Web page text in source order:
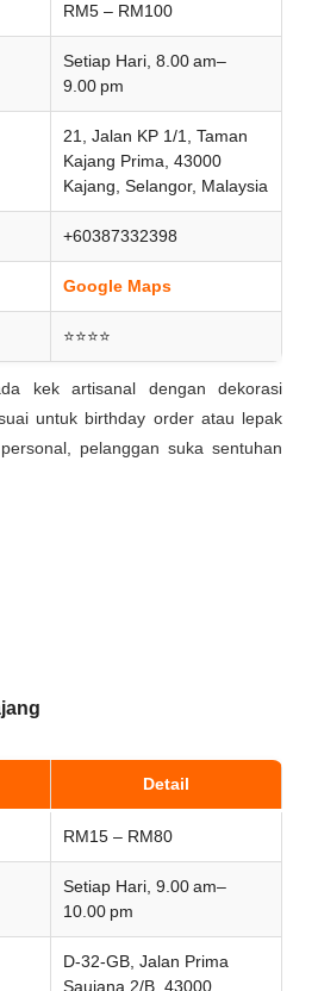
RM5 – RM100
Setiap Hari, 8.00 am–
9.00 pm
21, Jalan KP 1/1, Taman
Kajang Prima, 43000
Kajang, Selangor, Malaysia
+60387332398
Google Maps
⭐⭐⭐⭐
kek artisanal dengan dekorasi
untuk birthday order atau lepak
pelanggan suka sentuhan
Detail
RM15 – RM80
Setiap Hari, 9.00 am–
10.00 pm
D-32-GB, Jalan Prima
Saujana 2/B, 43000